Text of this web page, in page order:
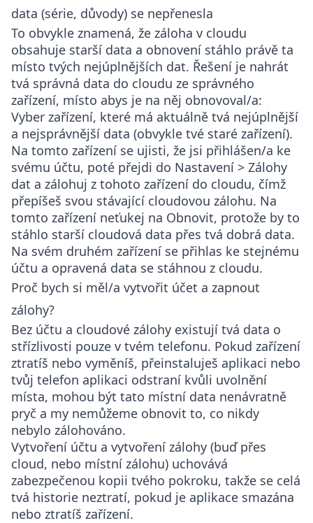
data (série, důvody) se nepřenesla
To obvykle znamená, že záloha v cloudu
obsahuje starší data a obnovení stáhlo právě ta
místo tvých nejúplnějších dat. Řešení je nahrát
tvá správná data do cloudu ze správného
zařízení, místo abys je na něj obnovoval/a:
Vyber zařízení, které má aktuálně tvá nejúplnější
a nejsprávnější data (obvykle tvé staré zařízení).
Na tomto zařízení se ujisti, že jsi přihlášen/a ke
svému účtu, poté přejdi do Nastavení > Zálohy
dat a zálohuj z tohoto zařízení do cloudu, čímž
přepíšeš svou stávající cloudovou zálohu. Na
tomto zařízení neťukej na Obnovit, protože by to
stáhlo starší cloudová data přes tvá dobrá data.
Na svém druhém zařízení se přihlas ke stejnému
účtu a opravená data se stáhnou z cloudu.
Proč bych si měl/a vytvořit účet a zapnout
zálohy?
Bez účtu a cloudové zálohy existují tvá data o
střízlivosti pouze v tvém telefonu. Pokud zařízení
ztratíš nebo vyměníš, přeinstaluješ aplikaci nebo
tvůj telefon aplikaci odstraní kvůli uvolnění
místa, mohou být tato místní data nenávratně
pryč a my nemůžeme obnovit to, co nikdy
nebylo zálohováno.
Vytvoření účtu a vytvoření zálohy (buď přes
cloud, nebo místní zálohu) uchovává
zabezpečenou kopii tvého pokroku, takže se celá
tvá historie neztratí, pokud je aplikace smazána
nebo ztratíš zařízení.